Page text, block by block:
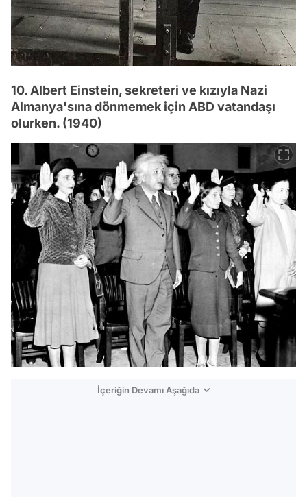
10. Albert Einstein, sekreteri ve kızıyla Nazi
Almanya'sına dönmemek için ABD vatandaşı
olurken. (1940)
İçeriğin Devamı Aşağıda